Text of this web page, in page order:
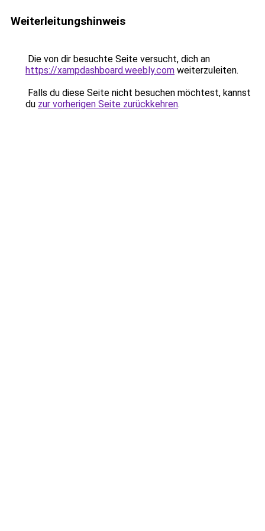
Weiterleitungshinweis
Die von dir besuchte Seite versucht, dich an
https://xampdashboard.weebly.com weiterzuleiten.
Falls du diese Seite nicht besuchen möchtest, kannst
du zur vorherigen Seite zurückkehren.